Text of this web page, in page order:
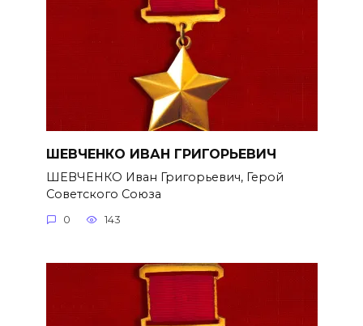
ШЕВЧЕНКО ИВАН ГРИГОРЬЕВИЧ
ШЕВЧЕНКО Иван Григорьевич, Герой
Советского Союза
0 143